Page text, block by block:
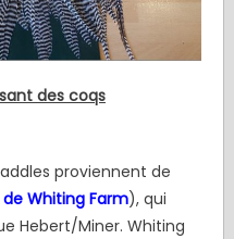
des coqs
proviennent de
Whiting Farm), qui
Hebert/Miner. Whiting